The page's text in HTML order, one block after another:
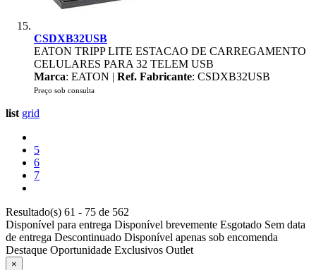
CSDXB32USB
EATON TRIPP LITE ESTACAO DE CARREGAMENTO
CELULARES PARA 32 TELEM USB
Marca: EATON | Ref. Fabricante: CSDXB32USB
Preço sob consulta
list grid
5
6
7
Resultado(s) 61 - 75 de 562
Disponível para entrega Disponível brevemente Esgotado Sem data
de entrega Descontinuado Disponível apenas sob encomenda
Destaque Oportunidade Exclusivos Outlet
×